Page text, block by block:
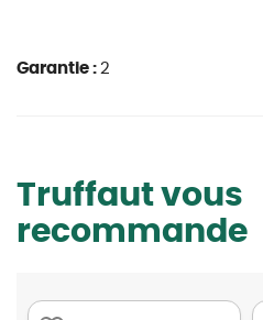
Garantie : 2
Truffaut vous
recommande